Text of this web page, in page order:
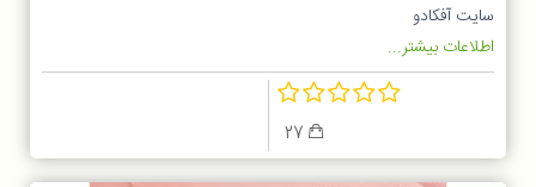
سایت آفکادو
اطلاعات بیشتر...
27